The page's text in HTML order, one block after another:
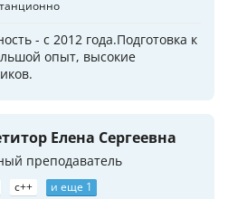
- с 2012 года.Подготовка к
опыт, высокие
Елена Сергеевна
преподаватель
c++
и еще 1